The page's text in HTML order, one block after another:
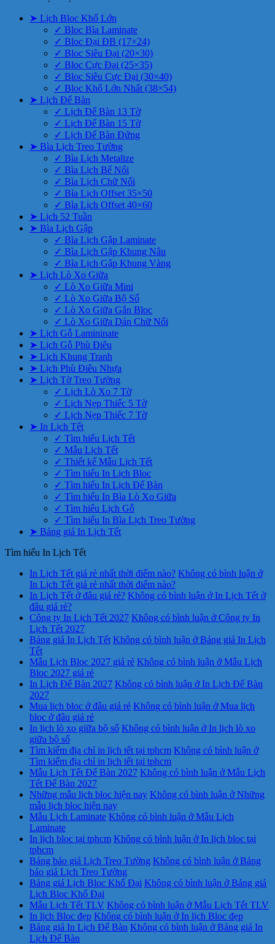
➤ Lịch Bloc Khổ Lớn
✓ Bloc Bìa Laminate
✓ Bloc Đại ĐB (17×24)
✓ Bloc Siêu Đại (20×30)
✓ Bloc Cực Đại (25×35)
✓ Bloc Siêu Cực Đại (30×40)
✓ Bloc Khổ Lớn Nhất (38×54)
➤ Lịch Để Bàn
✓ Lịch Để Bàn 13 Tờ
✓ Lịch Để Bàn 15 Tờ
✓ Lịch Để Bàn Đứng
➤ Bìa Lịch Treo Tường
✓ Bìa Lịch Metalize
✓ Bìa Lịch Bế Nổi
✓ Bìa Lịch Chữ Nổi
✓ Bìa Lịch Offset 35×50
✓ Bìa Lịch Offset 40×60
➤ Lịch 52 Tuần
➤ Bìa Lịch Gập
✓ Bìa Lịch Gập Laminate
✓ Bìa Lịch Gập Khung Nâu
✓ Bìa Lịch Gập Khung Vàng
➤ Lịch Lò Xo Giữa
✓ Lò Xo Giữa Mini
✓ Lò Xo Giữa Bộ Số
✓ Lò Xo Giữa Gắn Bloc
✓ Lò Xo Giữa Dán Chữ Nổi
➤ Lịch Gỗ Lamininate
➤ Lịch Gỗ Phù Điêu
➤ Lịch Khung Tranh
➤ Lịch Phù Điêu Nhựa
➤ Lịch Tờ Treo Tường
✓ Lịch Lò Xo 7 Tờ
✓ Lịch Nẹp Thiếc 5 Tờ
✓ Lịch Nẹp Thiếc 7 Tờ
➤ In Lịch Tết
✓ Tìm hiểu Lịch Tết
✓ Mẫu Lịch Tết
✓ Thiết kế Mẫu Lịch Tết
✓ Tìm hiểu In Lịch Bloc
✓ Tìm hiểu In Lịch Để Bàn
✓ Tìm hiểu In Bìa Lò Xo Giữa
✓ Tìm hiểu Lịch Gỗ
✓ Tìm hiểu In Bìa Lịch Treo Tường
➤ Bảng giá In Lịch Tết
Tìm hiểu In Lịch Tết
In Lịch Tết giá rẻ nhất thời điểm nào? Không có bình luận ở
In Lịch Tết giá rẻ nhất thời điểm nào?
In Lịch Tết ở đâu giá rẻ? Không có bình luận ở In Lịch Tết ở
đâu giá rẻ?
Công ty In Lịch Tết 2027 Không có bình luận ở Công ty In
Lịch Tết 2027
Bảng giá In Lịch Tết Không có bình luận ở Bảng giá In Lịch
Tết
Mẫu Lịch Bloc 2027 giá rẻ Không có bình luận ở Mẫu Lịch
Bloc 2027 giá rẻ
In Lịch Để Bàn 2027 Không có bình luận ở In Lịch Để Bàn
2027
Mua lịch bloc ở đâu giá rẻ Không có bình luận ở Mua lịch
bloc ở đâu giá rẻ
In lịch lò xo giữa bộ số Không có bình luận ở In lịch lò xo
giữa bộ số
Tìm kiếm địa chỉ in lịch tết tại tphcm Không có bình luận ở
Tìm kiếm địa chỉ in lịch tết tại tphcm
Mẫu Lịch Tết Để Bàn 2027 Không có bình luận ở Mẫu Lịch
Tết Để Bàn 2027
Những mẫu lịch bloc hiện nay Không có bình luận ở Những
mẫu lịch bloc hiện nay
Mẫu Lịch Laminate Không có bình luận ở Mẫu Lịch
Laminate
In lịch bloc tại tphcm Không có bình luận ở In lịch bloc tại
tphcm
Bảng báo giá Lịch Treo Tường Không có bình luận ở Bảng
báo giá Lịch Treo Tường
Bảng giá Lịch Bloc Khổ Đại Không có bình luận ở Bảng giá
Lịch Bloc Khổ Đại
Mẫu Lịch Tết TLV Không có bình luận ở Mẫu Lịch Tết TLV
In lịch Bloc đẹp Không có bình luận ở In lịch Bloc đẹp
Bảng giá In Lịch Để Bàn Không có bình luận ở Bảng giá In
Lịch Để Bàn